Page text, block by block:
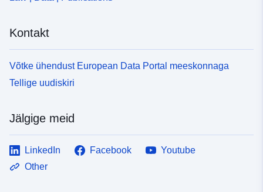
Kontakt
Võtke ühendust European Data Portal meeskonnaga
Tellige uudiskiri
Jälgige meid
LinkedIn Facebook
Youtube
Other